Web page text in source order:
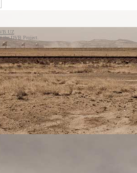
the DVB Project.